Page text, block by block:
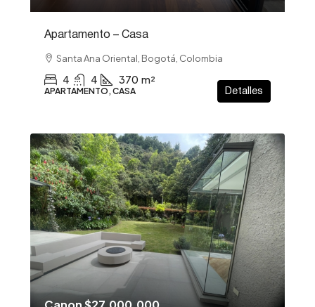
Apartamento – Casa
Santa Ana Oriental, Bogotá, Colombia
4 4 370 m²
APARTAMENTO, CASA Detalles